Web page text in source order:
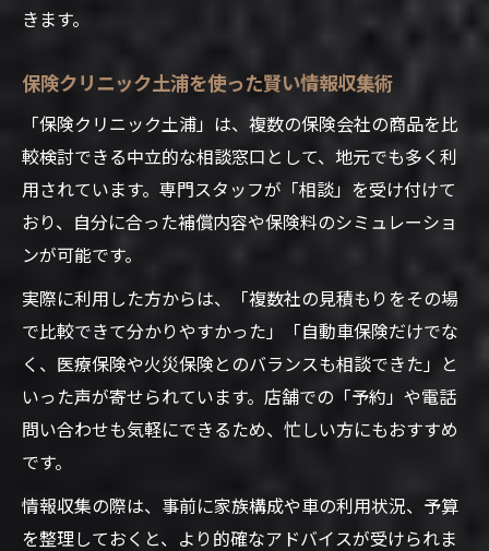
きます。
保険クリニック土浦を使った賢い情報収集術
「保険クリニック土浦」は、複数の保険会社の商品を比
較検討できる中立的な相談窓口として、地元でも多く利
用されています。専門スタッフが「相談」を受け付けて
おり、自分に合った補償内容や保険料のシミュレーショ
ンが可能です。
実際に利用した方からは、「複数社の見積もりをその場
で比較できて分かりやすかった」「自動車保険だけでな
く、医療保険や火災保険とのバランスも相談できた」と
いった声が寄せられています。店舗での「予約」や電話
問い合わせも気軽にできるため、忙しい方にもおすすめ
です。
情報収集の際は、事前に家族構成や車の利用状況、予算
を整理しておくと、より的確なアドバイスが受けられま